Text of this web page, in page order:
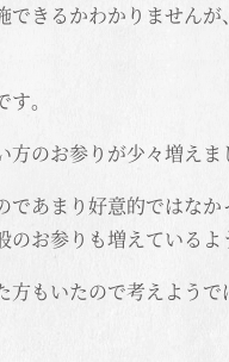
できるかわかりません
。
のお参りが少々増えま
であまり好意的ではな
お参りも増えているよ
方もいたので考えよう